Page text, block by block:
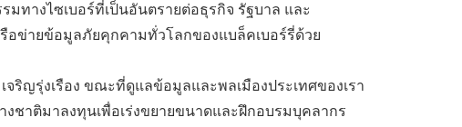
มทางไซเบอร์ที่เป็นอันตรายต่อธุรกิจ รัฐบาล และ
อข่ายข้อมูลภัยคุกคามทั่วโลกของแบล็คเบอร์รี่ด้วย
จริญรุ่งเรือง ขณะที่ดูแลข้อมูลและพลเมืองประเทศของเรา
ชาติมาลงทุนเพื่อเร่งขยายขนาดและฝึกอบรมบุคลากร